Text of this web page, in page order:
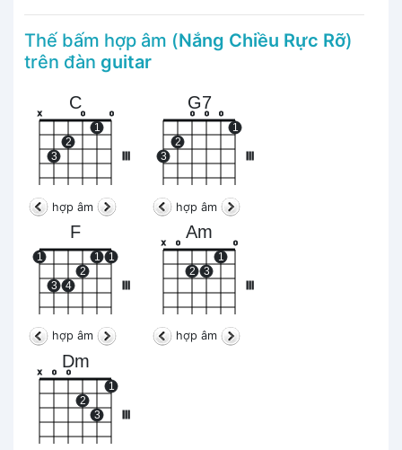
Thế bấm hợp âm (Nắng Chiều Rực Rỡ)
trên đàn guitar
C
x
3
2
o
1
o
hợp âm
G7
3
2
o o o
1
hợp âm
F
III
1
3 4
2
1 1
hợp âm
Am
x o
2 3
1
o
hợp âm
Dm
III
x o o
2
3
1